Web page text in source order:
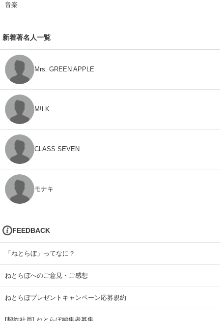
音楽
新着著名人一覧
Mrs. GREEN APPLE
M!LK
CLASS SEVEN
モナキ
FEEDBACK
「ねとらぼ」ってなに？
ねとらぼへのご意見・ご感想
ねとらぼプレゼントキャンペーン応募規約